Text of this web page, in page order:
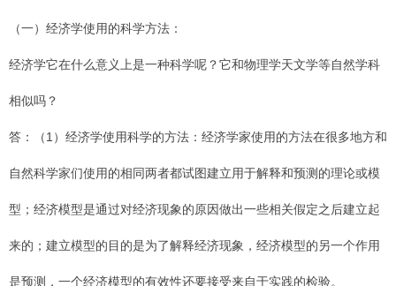
（一）经济学使用的科学方法：
经济学它在什么意义上是一种科学呢？它和物理学天文学等自然学科
相似吗？
答：（1）经济学使用科学的方法：经济学家使用的方法在很多地方和
自然科学家们使用的相同两者都试图建立用于解释和预测的理论或模
型；经济模型是通过对经济现象的原因做出一些相关假定之后建立起
来的；建立模型的目的是为了解释经济现象，经济模型的另一个作用
是预测，一个经济模型的有效性还要接受来自于实践的检验。